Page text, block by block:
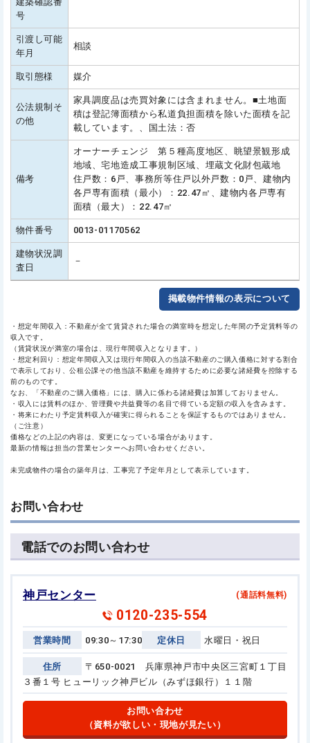
号
引渡し可能
年月
相談
取引態様 媒介
公法規制そ
の他
家具調度品は売買対象には含まれません。■土地面
積は登記簿面積から私道負担面積を除いた面積を記
載しています。、国土法：否
備考
オーナーチェンジ 第５種高度地区、眺望景観形成
地域、宅地造成工事規制区域、埋蔵文化財包蔵地
住戸数：6戸、事務所等住戸以外戸数：0戸、建物内
各戸専有面積（最小）：22.47㎡、建物内各戸専有
面積（最大）：22.47㎡
物件番号 0013-01170562
建物状況調
査日
－
掲載物件情報の表示について
・想定年間収入：不動産が全て賃貸された場合の満室時を想定した年間の予定賃料等の
収入です。
（賃貸状況が満室の場合は、現行年間収入となります。）
・想定利回り：想定年間収入又は現行年間収入の当該不動産のご購入価格に対する割合
で表示しており、公租公課その他当該不動産を維持するために必要な諸経費を控除する
前のものです。
なお、「不動産のご購入価格」には、購入に係わる諸経費は加算しておりません。
・収入には賃料のほか、管理費や共益費等の名目で得ている定額の収入を含みます。
・将来にわたり予定賃料収入が確実に得られることを保証するものではありません。
（ご注意）
価格などの上記の内容は、変更になっている場合があります。
最新の情報は担当の営業センターへお問い合わせください。
未完成物件の場合の築年月は、工事完了予定年月として表示しています。
お問い合わせ
電話でのお問い合わせ
神戸センター
0120-235-554
(通話料無料)
営業時間 09:30～17:30 定休日 水曜日・祝日
住所
〒650-0021 兵庫県神戸市中央区三宮町１丁目
３番１号 ヒューリック神戸ビル（みずほ銀行）１１階
お問い合わせ
（資料が欲しい・現地が見たい）